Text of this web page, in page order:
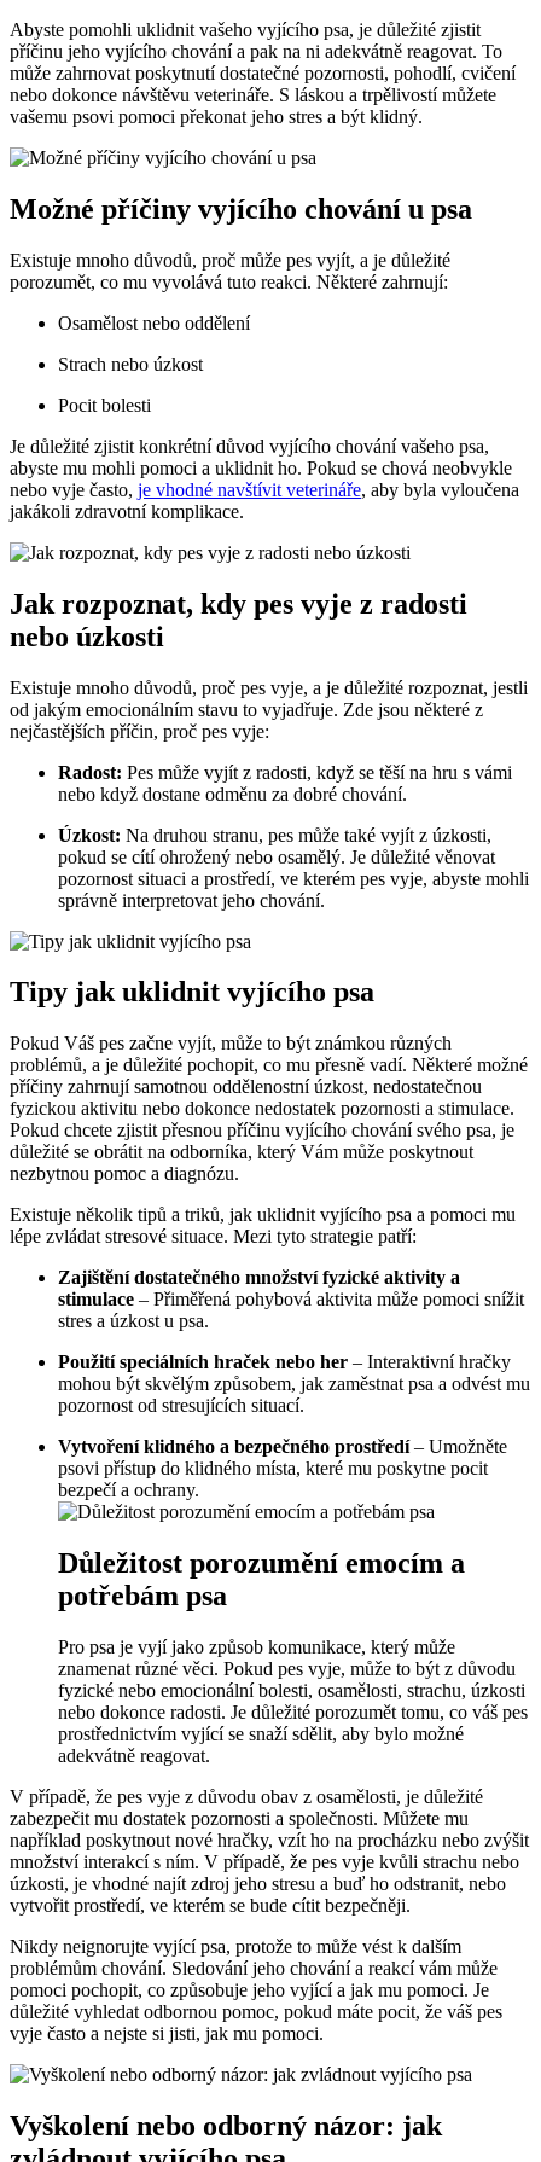
Abyste pomohli uklidnit vašeho vyjícího psa, je důležité zjistit
příčinu jeho vyjícího chování a pak na ni adekvátně reagovat. To
může zahrnovat poskytnutí dostatečné pozornosti, pohodlí, cvičení
nebo dokonce návštěvu veterináře. S láskou a trpělivostí můžete
vašemu psovi pomoci překonat jeho stres a být klidný.
Možné příčiny vyjícího chování u psa
Existuje mnoho důvodů, proč může pes vyjít, a je důležité
porozumět, co mu vyvolává tuto reakci. Některé zahrnují:
Osamělost nebo oddělení
Strach nebo úzkost
Pocit bolesti
Je důležité zjistit konkrétní důvod vyjícího chování vašeho psa,
abyste mu mohli pomoci a uklidnit ho. Pokud se chová neobvykle
nebo vyje často, je vhodné navštívit veterináře, aby byla vyloučena
jakákoli zdravotní komplikace.
Jak rozpoznat, kdy pes vyje z radosti
nebo úzkosti
Existuje mnoho důvodů, proč pes vyje, a je důležité rozpoznat, jestli
od jakým emocionálním stavu to vyjadřuje. Zde jsou některé z
nejčastějších příčin, proč pes vyje:
Radost: Pes může vyjít z radosti, když se těší na hru s vámi
nebo když dostane odměnu za dobré chování.
Úzkost: Na druhou stranu, pes může také vyjít z úzkosti,
pokud se cítí ohrožený nebo osamělý. Je důležité věnovat
pozornost situaci a prostředí, ve kterém pes vyje, abyste mohli
správně interpretovat jeho chování.
Tipy jak uklidnit vyjícího psa
Pokud Váš pes začne vyjít, může to být známkou různých
problémů, a je důležité pochopit, co mu přesně vadí. Některé možné
příčiny zahrnují samotnou oddělenostní úzkost, nedostatečnou
fyzickou aktivitu nebo dokonce nedostatek pozornosti a stimulace.
Pokud chcete zjistit přesnou příčinu vyjícího chování svého psa, je
důležité se obrátit na odborníka, který Vám může poskytnout
nezbytnou pomoc a diagnózu.
Existuje několik tipů a triků, jak uklidnit vyjícího psa a pomoci mu
lépe zvládat stresové situace. Mezi tyto strategie patří:
Zajištění dostatečného množství fyzické aktivity a
stimulace – Přiměřená pohybová aktivita může pomoci snížit
stres a úzkost u psa.
Použití speciálních hraček nebo her – Interaktivní hračky
mohou být skvělým způsobem, jak zaměstnat psa a odvést mu
pozornost od stresujících situací.
Vytvoření klidného a bezpečného prostředí– Umožněte
psovi přístup do klidného místa, které mu poskytne pocit
bezpečí a ochrany.
Důležitost porozumění emocím a
potřebám psa
Pro psa je vyjí jako způsob komunikace, který může
znamenat různé věci. Pokud pes vyje, může to být z důvodu
fyzické nebo emocionální bolesti, osamělosti, strachu, úzkosti
nebo dokonce radosti. Je důležité porozumět tomu, co váš pes
prostřednictvím vyjící se snaží sdělit, aby bylo možné
adekvátně reagovat.
V případě, že pes vyje z důvodu obav z osamělosti, je důležité
zabezpečit mu dostatek pozornosti a společnosti. Můžete mu
například poskytnout nové hračky, vzít ho na procházku nebo zvýšit
množství interakcí s ním. V případě, že pes vyje kvůli strachu nebo
úzkosti, je vhodné najít zdroj jeho stresu a buď ho odstranit, nebo
vytvořit prostředí, ve kterém se bude cítit bezpečněji.
Nikdy neignorujte vyjící psa, protože to může vést k dalším
problémům chování. Sledování jeho chování a reakcí vám může
pomoci pochopit, co způsobuje jeho vyjící a jak mu pomoci. Je
důležité vyhledat odbornou pomoc, pokud máte pocit, že váš pes
vyje často a nejste si jisti, jak mu pomoci.
Vyškolení nebo odborný názor: jak